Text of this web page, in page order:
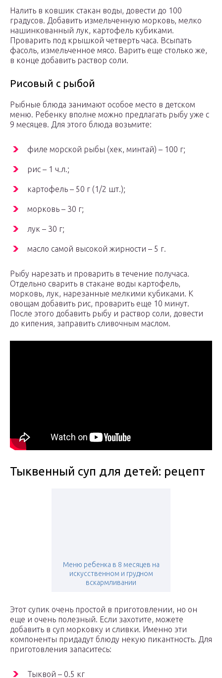
Налить в ковшик стакан воды, довести до 100
градусов. Добавить измельченную морковь, мелко
нашинкованный лук, картофель кубиками.
Проварить под крышкой четверть часа. Всыпать
фасоль, измельченное мясо. Варить еще столько же,
в конце добавить раствор соли.
Рисовый с рыбой
Рыбные блюда занимают особое место в детском
меню. Ребенку вполне можно предлагать рыбу уже с
9 месяцев. Для этого блюда возьмите:
филе морской рыбы (хек, минтай) – 100 г;
рис – 1 ч.л.;
картофель – 50 г (1/2 шт.);
морковь – 30 г;
лук – 30 г;
масло самой высокой жирности – 5 г.
Рыбу нарезать и проварить в течение получаса.
Отдельно сварить в стакане воды картофель,
морковь, лук, нарезанные мелкими кубиками. К
овощам добавить рис, проварить еще 10 минут.
После этого добавить рыбу и раствор соли, довести
до кипения, заправить сливочным маслом.
Тыквенный суп для детей: рецепт
Меню ребенка в 8 месяцев на
искусственном и грудном
вскармливании
Этот супик очень простой в приготовлении, но он
еще и очень полезный. Если захотите, можете
добавить в суп морковку и сливки. Именно эти
компоненты придадут блюду некую пикантность. Для
приготовления запаситесь:
Тыквой – 0.5 кг